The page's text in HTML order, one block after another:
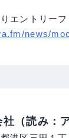
エントリー
news/
（読み：ア